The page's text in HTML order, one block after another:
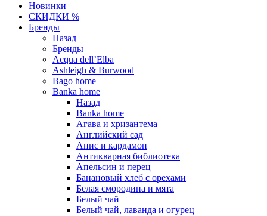
Новинки
СКИДКИ %
Бренды
Назад
Бренды
Acqua dell’Elba
Ashleigh & Burwood
Bago home
Banka home
Назад
Banka home
Агава и хризантема
Английский сад
Анис и кардамон
Антикварная библиотека
Апельсин и перец
Банановый хлеб с орехами
Белая смородина и мята
Белый чай
Белый чай, лаванда и огурец